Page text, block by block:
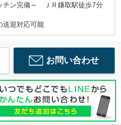
チン完備～ ＪＲ鎌取駅徒歩7分
迎対応可能
お問い合わせ